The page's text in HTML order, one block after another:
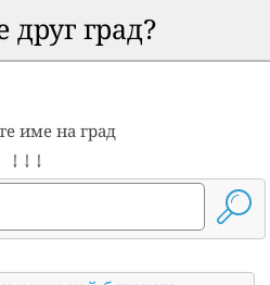
друг град?
име на град
↓ ↓ ↓